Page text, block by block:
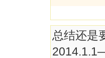
总结还是